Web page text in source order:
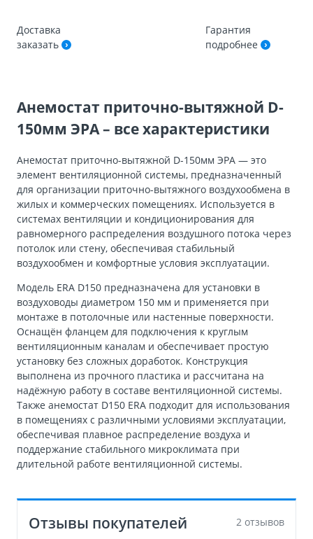
Доставка
заказать
Гарантия
подробнее
Анемостат приточно-вытяжной D-
150мм ЭРА – все характеристики
Анемостат приточно-вытяжной D-150мм ЭРА — это
элемент вентиляционной системы, предназначенный
для организации приточно-вытяжного воздухообмена в
жилых и коммерческих помещениях. Используется в
системах вентиляции и кондиционирования для
равномерного распределения воздушного потока через
потолок или стену, обеспечивая стабильный
воздухообмен и комфортные условия эксплуатации.
Модель ERA D150 предназначена для установки в
воздуховоды диаметром 150 мм и применяется при
монтаже в потолочные или настенные поверхности.
Оснащён фланцем для подключения к круглым
вентиляционным каналам и обеспечивает простую
установку без сложных доработок. Конструкция
выполнена из прочного пластика и рассчитана на
надёжную работу в составе вентиляционной системы.
Также анемостат D150 ERA подходит для использования
в помещениях с различными условиями эксплуатации,
обеспечивая плавное распределение воздуха и
поддержание стабильного микроклимата при
длительной работе вентиляционной системы.
Отзывы покупателей 2 отзывов